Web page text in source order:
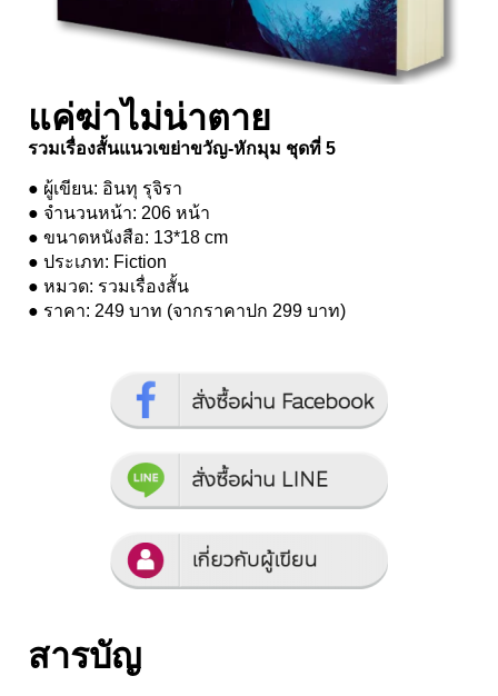
แค่ฆ่าไม่น่าตาย
รวมเรื่องสั้นแนวเขย่าขวัญ-หักมุม ชุดที่ 5
● ผู้เขียน: อินทุ รุจิรา
● จำนวนหน้า: 206 หน้า
● ขนาดหนังสือ: 13*18 cm
● ประเภท: Fiction
● หมวด: รวมเรื่องสั้น
● ราคา: 249 บาท (จากราคาปก 299 บาท)
สารบัญ